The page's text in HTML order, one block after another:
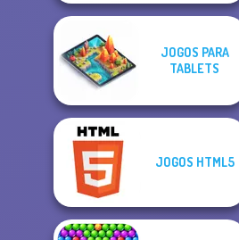
JOGOS PARA
TABLETS
JOGOS HTML5